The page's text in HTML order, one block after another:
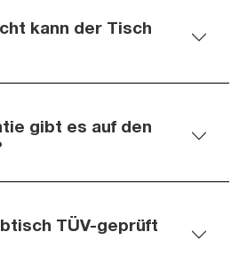
kann der Tisch
gibt es auf den
TÜV-geprüft